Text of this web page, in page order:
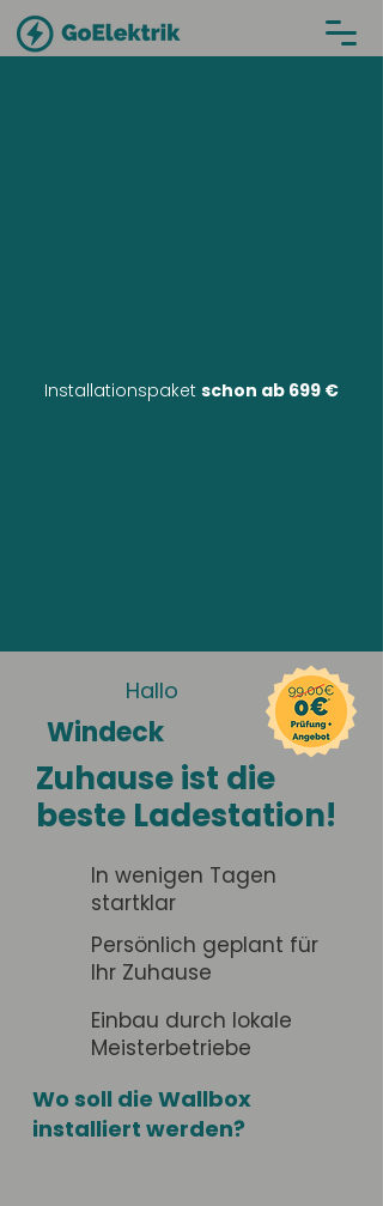
Installationspaket schon ab 699 €
Hallo
Windeck
Zuhause ist die
beste Ladestation!
In wenigen Tagen
startklar
Persönlich geplant für
Ihr Zuhause
Einbau durch lokale
Meisterbetriebe
Wo soll die Wallbox
installiert werden?